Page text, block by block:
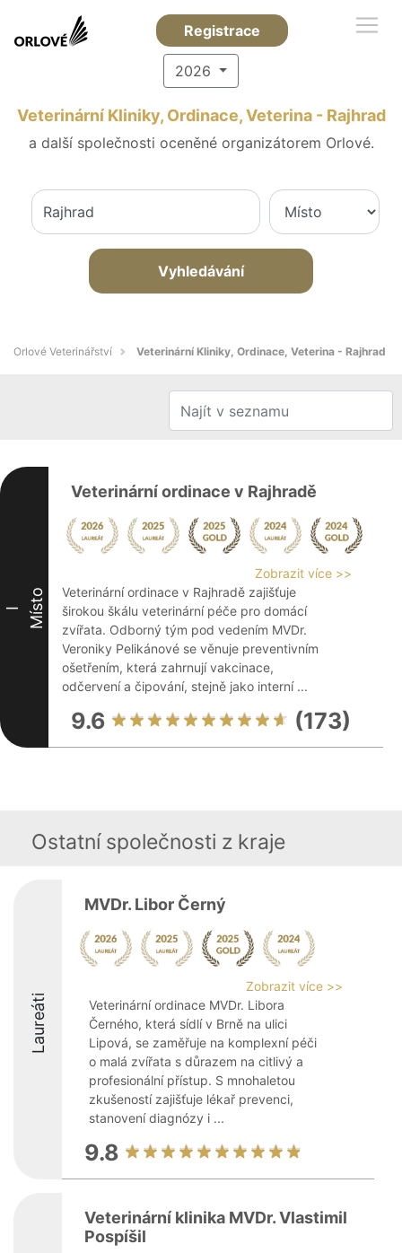
Registrace
2026
Veterinární Kliniky, Ordinace, Veterina - Rajhrad
a další společnosti oceněné organizátorem Orlové.
Vyhledávání
Orlové Veterinářství Veterinární Kliniky, Ordinace, Veterina - Rajhrad
I Místo
Veterinární ordinace v Rajhradě
Zobrazit více >>
Veterinární ordinace v Rajhradě zajišťuje
širokou škálu veterinární péče pro domácí
zvířata. Odborný tým pod vedením MVDr.
Veroniky Pelikánové se věnuje preventivním
ošetřením, která zahrnují vakcinace,
odčervení a čipování, stejně jako interní ...
9.6 (173)
Ostatní společnosti z kraje
Laureáti
MVDr. Libor Černý
Zobrazit více >>
Veterinární ordinace MVDr. Libora
Černého, která sídlí v Brně na ulici
Lipová, se zaměřuje na komplexní péči
o malá zvířata s důrazem na citlivý a
profesionální přístup. S mnohaletou
zkušeností zajišťuje lékař prevenci,
stanovení diagnózy i ...
9.8
Veterinární klinika MVDr. Vlastimil
Pospíšil